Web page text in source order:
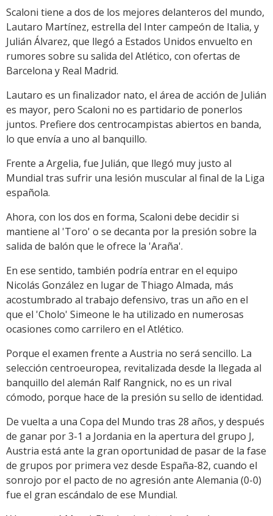
Scaloni tiene a dos de los mejores delanteros del mundo,
Lautaro Martínez, estrella del Inter campeón de Italia, y
Julián Álvarez, que llegó a Estados Unidos envuelto en
rumores sobre su salida del Atlético, con ofertas de
Barcelona y Real Madrid.
Lautaro es un finalizador nato, el área de acción de Julián
es mayor, pero Scaloni no es partidario de ponerlos
juntos. Prefiere dos centrocampistas abiertos en banda,
lo que envía a uno al banquillo.
Frente a Argelia, fue Julián, que llegó muy justo al
Mundial tras sufrir una lesión muscular al final de la Liga
española.
Ahora, con los dos en forma, Scaloni debe decidir si
mantiene al 'Toro' o se decanta por la presión sobre la
salida de balón que le ofrece la 'Araña'.
En ese sentido, también podría entrar en el equipo
Nicolás González en lugar de Thiago Almada, más
acostumbrado al trabajo defensivo, tras un año en el
que el 'Cholo' Simeone le ha utilizado en numerosas
ocasiones como carrilero en el Atlético.
Porque el examen frente a Austria no será sencillo. La
selección centroeuropea, revitalizada desde la llegada al
banquillo del alemán Ralf Rangnick, no es un rival
cómodo, porque hace de la presión su sello de identidad.
De vuelta a una Copa del Mundo tras 28 años, y después
de ganar por 3-1 a Jordania en la apertura del grupo J,
Austria está ante la gran oportunidad de pasar de la fase
de grupos por primera vez desde España-82, cuando el
sonrojo por el pacto de no agresión ante Alemania (0-0)
fue el gran escándalo de ese Mundial.